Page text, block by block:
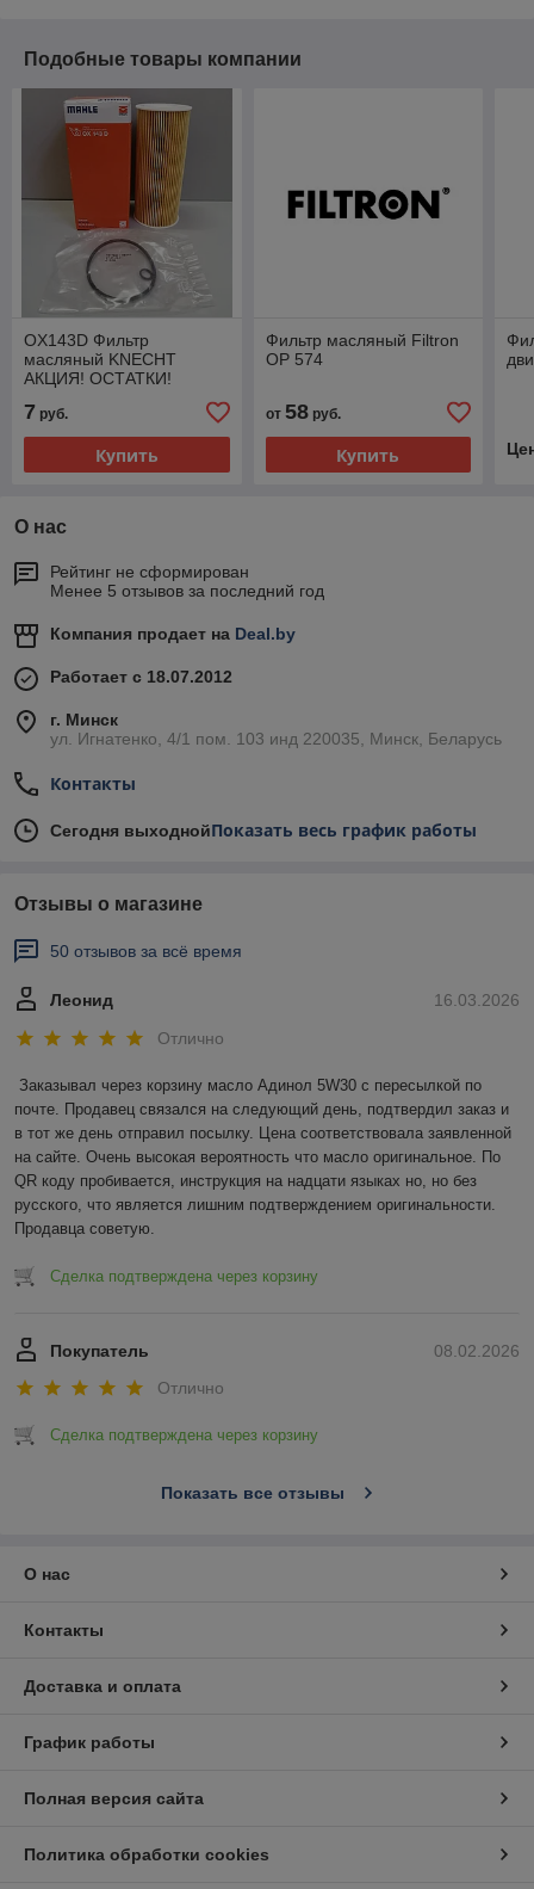
Подобные товары компании
OX143D Фильтр
масляный KNECHT
АКЦИЯ! ОСТАТКИ!
7 руб.
Купить
Фильтр масляный Filtron
OP 574
от 58руб.
Купить
О нас
Рейтинг не сформирован
Менее 5 отзывов за последний год
Компания продает на Deal.by
Работает с 18.07.2012
г. Минск
ул. Игнатенко, 4/1 пом. 103 инд 220035, Минск, Беларусь
Контакты
Сегодня выходнойПоказать весь график работы
Отзывы о магазине
50 отзывов за всё время
16.03.2026
Леонид
Отлично
Заказывал через корзину масло Адинол 5W30 с пересылкой по
почте. Продавец связался на следующий день, подтвердил заказ и
в тот же день отправил посылку. Цена соответствовала заявленной
на сайте. Очень высокая вероятность что масло оригинальное. По
QR коду пробивается, инструкция на надцати языках но, но без
русского, что является лишним подтверждением оригинальности.
Продавца советую.
Сделка подтверждена через корзину
08.02.2026
Покупатель
Отлично
Сделка подтверждена через корзину
Показать все отзывы
О нас
Контакты
Доставка и оплата
График работы
Полная версия сайта
Политика обработки cookies